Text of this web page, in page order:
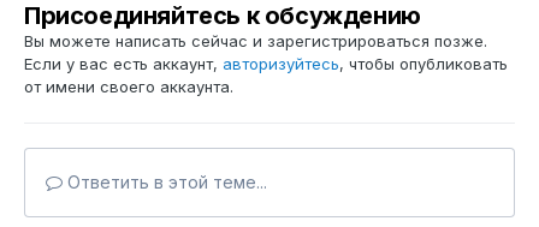
Присоединяйтесь к обсуждению
Вы можете написать сейчас и зарегистрироваться позже.
Если у вас есть аккаунт, авторизуйтесь, чтобы опубликовать
от имени своего аккаунта.
Ответить в этой теме...